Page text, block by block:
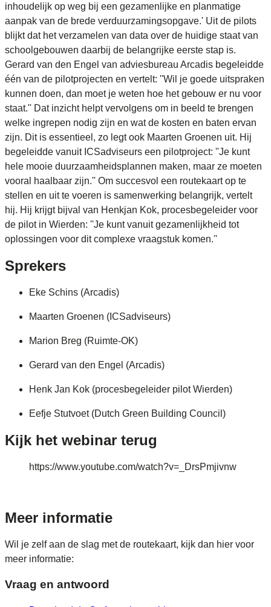
inhoudelijk op weg bij een gezamenlijke en planmatige
aanpak van de brede verduurzamingsopgave.' Uit de pilots
blijkt dat het verzamelen van data over de huidige staat van
schoolgebouwen daarbij de belangrijke eerste stap is.
Gerard van den Engel van adviesbureau Arcadis begeleidde
één van de pilotprojecten en vertelt: ''Wil je goede uitspraken
kunnen doen, dan moet je weten hoe het gebouw er nu voor
staat.'' Dat inzicht helpt vervolgens om in beeld te brengen
welke ingrepen nodig zijn en wat de kosten en baten ervan
zijn. Dit is essentieel, zo legt ook Maarten Groenen uit. Hij
begeleidde vanuit ICSadviseurs een pilotproject: ''Je kunt
hele mooie duurzaamheidsplannen maken, maar ze moeten
vooral haalbaar zijn.'' Om succesvol een routekaart op te
stellen en uit te voeren is samenwerking belangrijk, vertelt
hij. Hij krijgt bijval van Henkjan Kok, procesbegeleider voor
de pilot in Wierden: ''Je kunt vanuit gezamenlijkheid tot
oplossingen voor dit complexe vraagstuk komen.''
Sprekers
Eke Schins (Arcadis)
Maarten Groenen (ICSadviseurs)
Marion Breg (Ruimte-OK)
Gerard van den Engel (Arcadis)
Henk Jan Kok (procesbegeleider pilot Wierden)
Eefje Stutvoet (Dutch Green Building Council)
Kijk het webinar terug
https://www.youtube.com/watch?v=_DrsPmjivnw
Meer informatie
Wil je zelf aan de slag met de routekaart, kijk dan hier voor
meer informatie:
Vraag en antwoord